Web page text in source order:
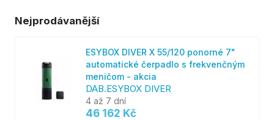
Nejprodávanější
ESYBOX DIVER X 55/120 ponorné 7"
automatické čerpadlo s frekvenčným
meničom - akcia
DAB.ESYBOX DIVER
4 až 7 dní
46 162 Kč